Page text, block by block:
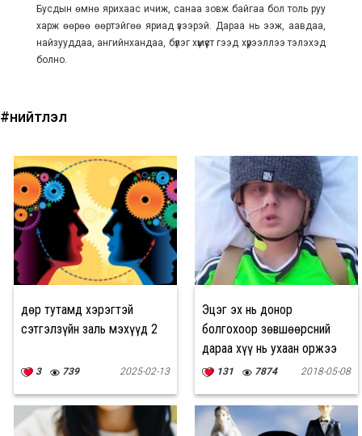
Бусдын өмнө ярихаас ичиж, санаа зовж байгаа бол толь руу
харж өөрөө өөртэйгөө яриад үзээрэй. Дараа нь ээж, аавдаа,
найзууддаа, ангийнхандаа, бүлэг хүмүүст гээд хүрээллээ тэлэхэд
болно.
#нийтлэл
Өдөр тутамд хэрэгтэй
сэтгэлзүйн заль мэхүүд 2
3 739 2025-02-13
Эцэг эх нь донор
болгохоор зөвшөөрсний
дараа хүү нь ухаан оржээ
131 7874 2018-05-08